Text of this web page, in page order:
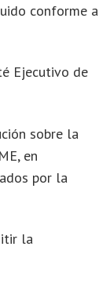
conforme a
Ejecutivo de
sobre la
en
por la
la